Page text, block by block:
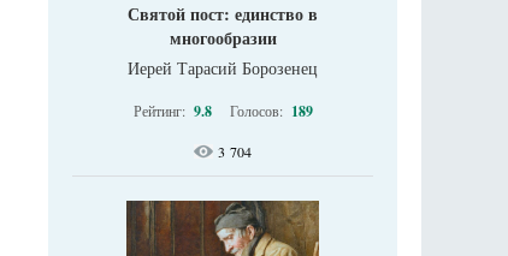
Святой пост: единство в
многообразии
Иерей Тарасий Борозенец
Рейтинг: 9.8 Голосов: 189
3 704